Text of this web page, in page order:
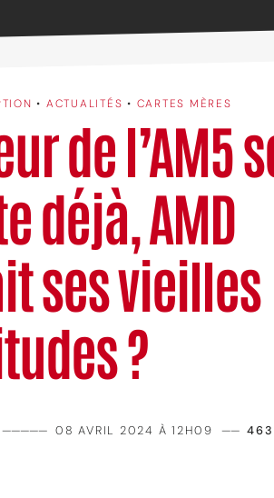
• ACTUALITÉS • CARTES MÈRES
de l’AM5
déjà, AMD
ses vieilles
?
————— 08 AVRIL 2024 À 12H09 ——